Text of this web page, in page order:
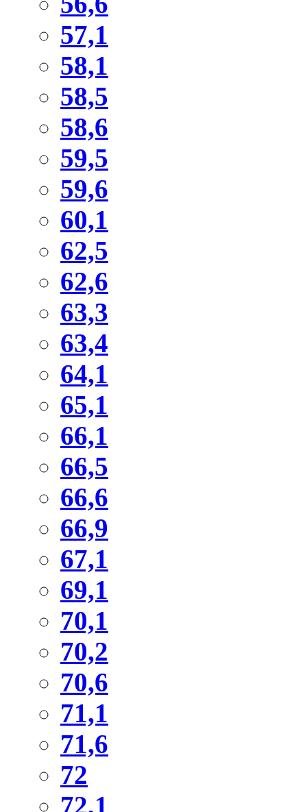
57,1
58,1
58,5
58,6
59,5
59,6
60,1
62,5
62,6
63,3
63,4
64,1
65,1
66,1
66,5
66,6
66,9
67,1
69,1
70,1
70,2
70,6
71,1
71,6
72
72,1